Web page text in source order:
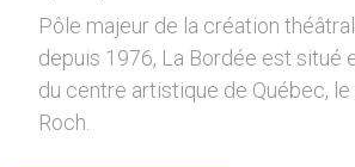
Pôle majeur de la création
depuis 1976, La Bordée est situé
du centre artistique de Québec,
Roch.